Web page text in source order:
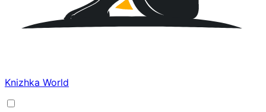
Knizhka World